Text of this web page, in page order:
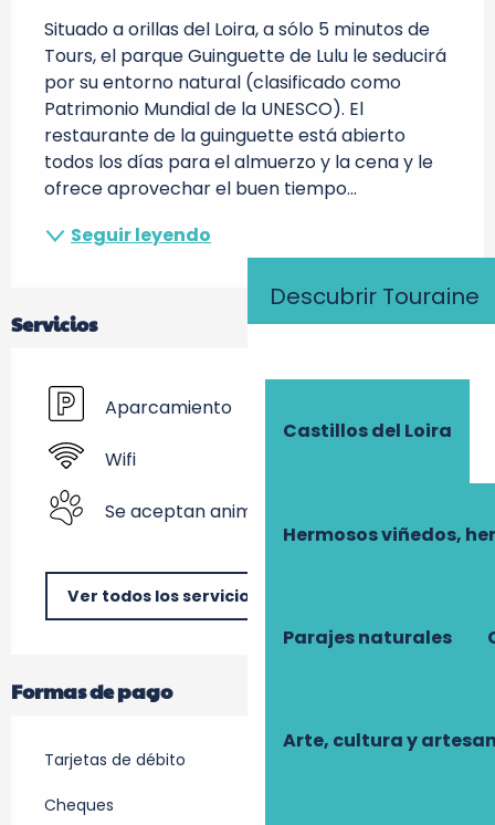
Descubrir Touraine
Castillos del Loira
Hermosos viñedos,
Parajes naturales
Arte, cultura y
Situado a orillas del Loira, a sólo 5 minutos de
Tours, el parque Guinguette de Lulu le seducirá
por su entorno natural (clasificado como
Patrimonio Mundial de la UNESCO). El
restaurante de la guinguette está abierto
todos los días para el almuerzo y la cena y le
ofrece aprovechar el buen tiempo...
Seguir leyendo
Servicios
Aparcamiento
Wifi
Se aceptan animales
Ver todos los servicios
Formas de pago
Tarjetas de débito
Cheques